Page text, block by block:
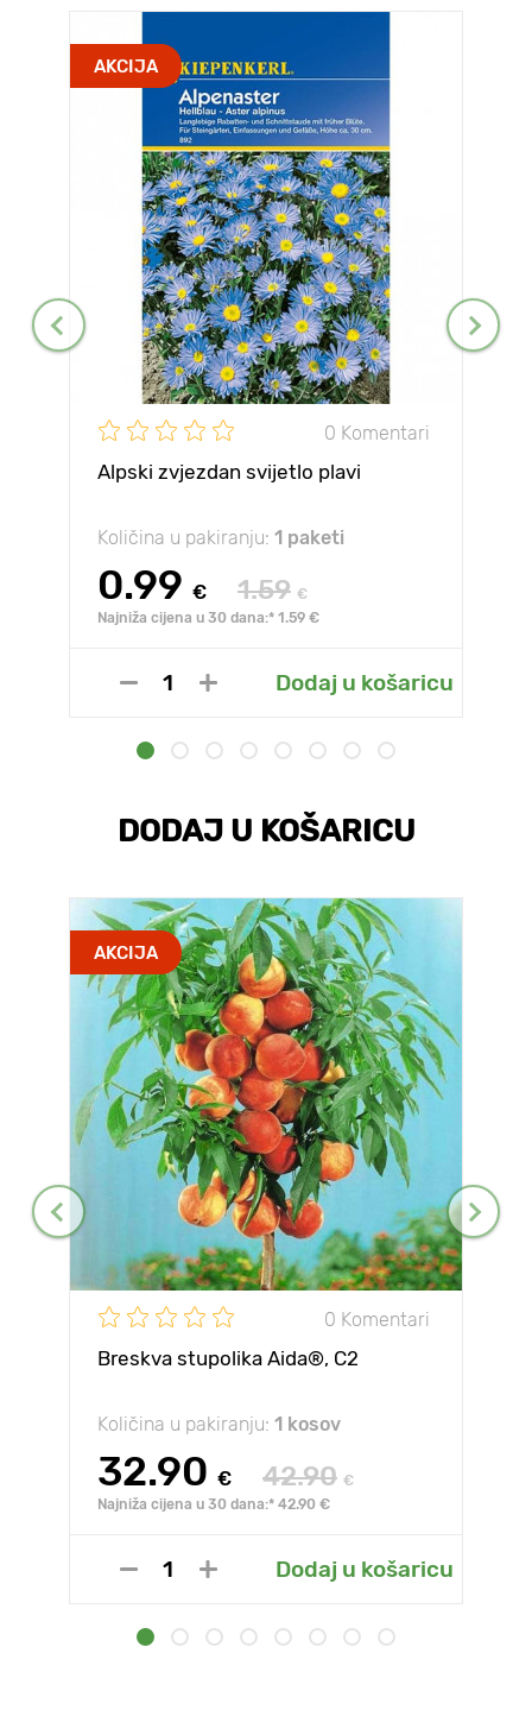
AKCIJA
0 Komentari
Alpski zvjezdan svijetlo plavi
Količina u pakiranju: 1 paketi
0.99 € 1.59 €
Najniža cijena u 30 dana:* 1.59 €
Dodaj u košaricu
DODAJ U KOŠARICU
AKCIJA
0 Komentari
Breskva stupolika Aida®, C2
Količina u pakiranju: 1 kosov
32.90 € 42.90 €
Najniža cijena u 30 dana:* 42.90 €
Dodaj u košaricu